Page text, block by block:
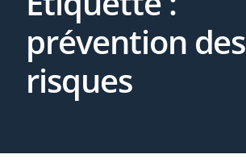
prévention des
risques
Stratégies industrielles